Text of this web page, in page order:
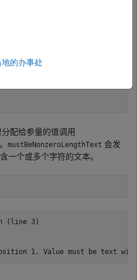
分配给参量的值调用
。 mustBeNonzeroLengthText 会发
一个或多个字符的文本。
(line 3)
1. Value must be text
的办事处